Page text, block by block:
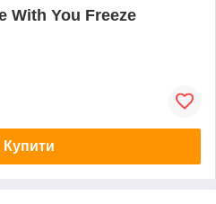
With You Freeze
Купити